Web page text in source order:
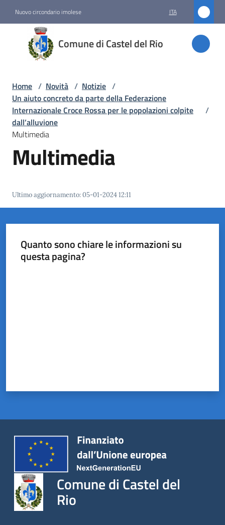
Nuovo circondario imolese ITA
Comune di Castel del Rio
Comune
di
Castel
Amministrazione
Novità
Menu selezionato
Servizi
del
Rio
argomenti
Home / Novità / Notizie /
Un aiuto concreto da parte della Federazione
Internazionale Croce Rossa per le popolazioni colpite
dall’alluvione
/
Multimedia
Multimedia
Ultimo aggiornamento:05-01-2024 12:11
Quanto sono chiare le informazioni su
questa pagina?
Comune di Castel del
Rio